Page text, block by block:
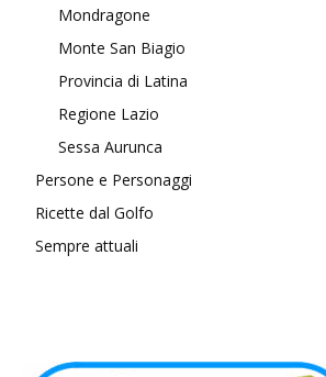
Mondragone
Monte San Biagio
Provincia di Latina
Regione Lazio
Sessa Aurunca
Persone e Personaggi
Ricette dal Golfo
Sempre attuali